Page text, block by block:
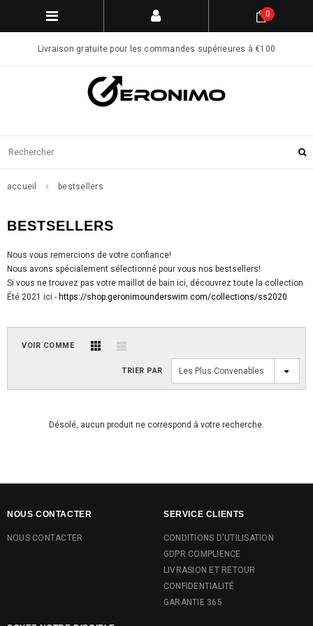
Livraison gratuite pour les commandes supérieures à €100
0
accueil bestsellers
BESTSELLERS
Nous vous remercions de votre confiance!
Nous avons spécialement sélectionné pour vous nos bestsellers!
Si vous ne trouvez pas votre maillot de bain ici, découvrez toute la collection
Été 2021 ici - https://shop.geronimounderswim.com/collections/ss2020
VOIR COMME
TRIER PAR Les Plus Convenables
Désolé, aucun produit ne correspond à votre recherche.
NOUS CONTACTER
NOUS CONTACTER
SERVICE CLIENTS
CONDITIONS D'UTILISATION
GDPR COMPLIENCE
LIVRASION ET RETOUR
CONFIDENTIALITÉ
GARANTIE 365